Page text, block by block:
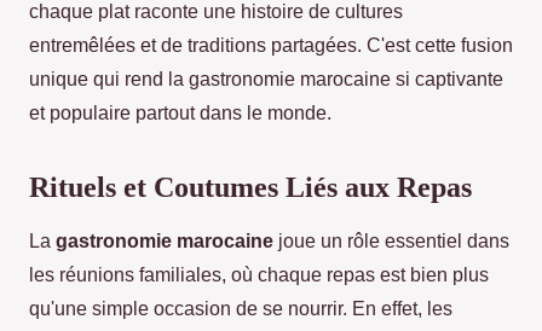
chaque plat raconte une histoire de cultures
entremêlées et de traditions partagées. C'est cette fusion
unique qui rend la gastronomie marocaine si captivante
et populaire partout dans le monde.
Rituels et Coutumes Liés aux Repas
La gastronomie marocaine joue un rôle essentiel dans
les réunions familiales, où chaque repas est bien plus
qu'une simple occasion de se nourrir. En effet, les